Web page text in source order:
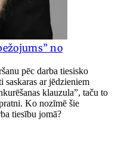
no
pēc darba tiesisko
saskaras ar jēdzieniem
klauzula”, taču to
Ko nozīmē šie
tiesību jomā?